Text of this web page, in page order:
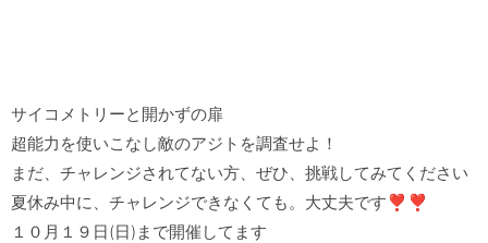
サイコメトリーと開かずの扉
超能力を使いこなし敵のアジトを調査せよ！
まだ、チャレンジされてない方、ぜひ、挑戦してみてください
夏休み中に、チャレンジできなくても。大丈夫です❣❣
１０月１９日(日)まで開催してます